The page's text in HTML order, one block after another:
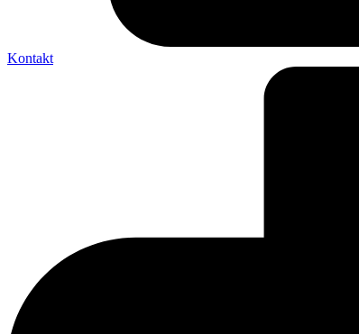
Kontakt